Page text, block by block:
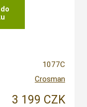
1077C
Crosman
3 199 CZK